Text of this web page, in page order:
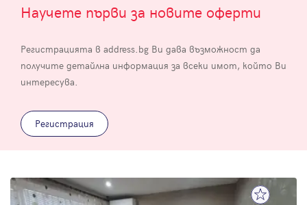
Научете първи за новите оферти
Регистрацията в address.bg Ви дава възможност да
получите детайлна информация за всеки имот, който Ви
интересува.
Регистрация